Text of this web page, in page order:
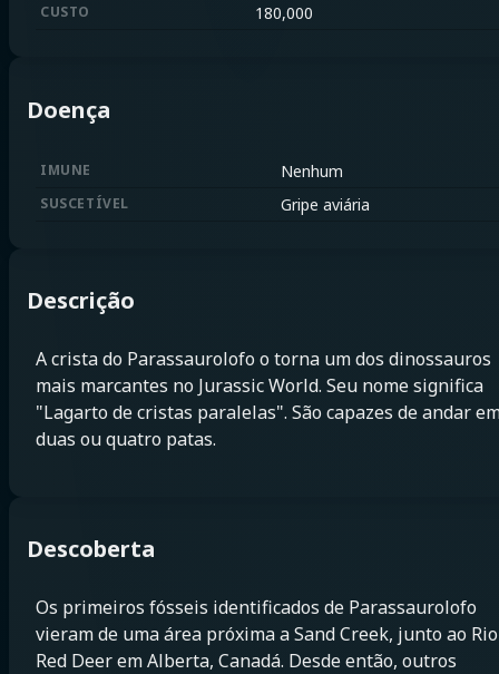
CUSTO 180,000
Doença
IMUNE Nenhum
SUSCETÍVEL Gripe aviária
Descrição
A crista do Parassaurolofo o torna um dos dinossauros
mais marcantes no Jurassic World. Seu nome significa
"Lagarto de cristas paralelas". São capazes de andar
duas ou quatro patas.
Descoberta
Os primeiros fósseis identificados de Parassaurolofo
vieram de uma área próxima a Sand Creek, junto ao Rio
Red Deer em Alberta, Canadá. Desde então, outros